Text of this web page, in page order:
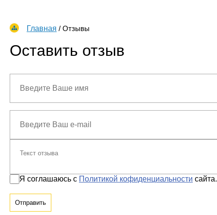
Главная / Отзывы
Оставить отзыв
Я соглашаюсь с Политикой кофиденциальности сайта.